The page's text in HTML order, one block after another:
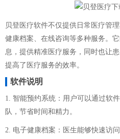
贝登医疗软件不仅提供日常医疗管
健康档案、在线咨询等多种服务。
息，提供精准医疗服务，同时也让
提高了医疗服务的效率。
软件说明
1. 智能预约系统：用户可以通过软
队，节省时间和精力。
2. 电子健康档案：医生能够快速访